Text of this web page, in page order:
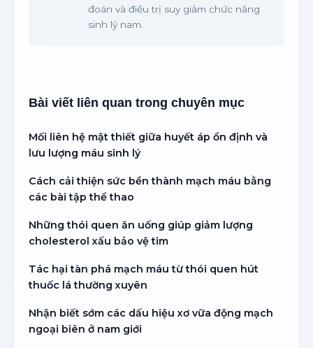
đoán và điều trị suy giảm chức năng
sinh lý nam.
Bài viết liên quan trong chuyên mục
Mối liên hệ mật thiết giữa huyết áp ổn định và
lưu lượng máu sinh lý
Cách cải thiện sức bền thành mạch máu bằng
các bài tập thể thao
Những thói quen ăn uống giúp giảm lượng
cholesterol xấu bảo vệ tim
Tác hại tàn phá mạch máu từ thói quen hút
thuốc lá thường xuyên
Nhận biết sớm các dấu hiệu xơ vữa động mạch
ngoại biên ở nam giới